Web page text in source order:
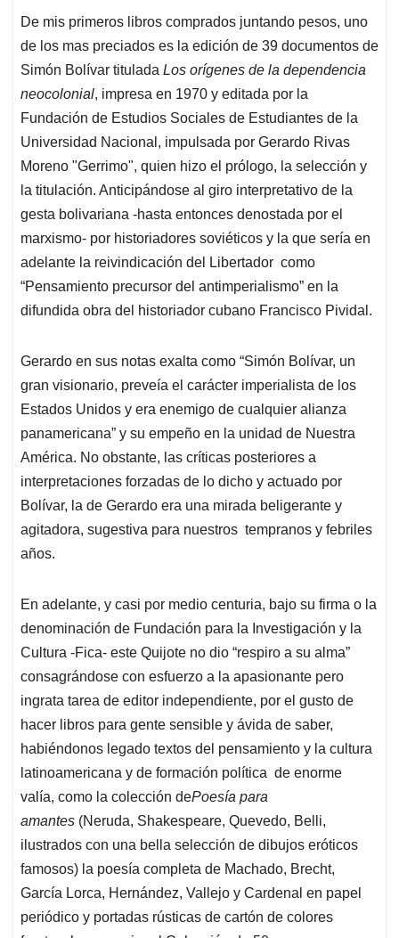
De mis primeros libros comprados juntando pesos, uno
de los mas preciados es la edición de 39 documentos de
Simón Bolívar titulada Los orígenes de la dependencia
neocolonial, impresa en 1970 y editada por la
Fundación de Estudios Sociales de Estudiantes de la
Universidad Nacional, impulsada por Gerardo Rivas
Moreno "Gerrimo", quien hizo el prólogo, la selección y
la titulación. Anticipándose al giro interpretativo de la
gesta bolivariana -hasta entonces denostada por el
marxismo- por historiadores soviéticos y la que sería en
adelante la reivindicación del Libertador como
“Pensamiento precursor del antimperialismo” en la
difundida obra del historiador cubano Francisco Pividal.
Gerardo en sus notas exalta como “Simón Bolívar, un
gran visionario, preveía el carácter imperialista de los
Estados Unidos y era enemigo de cualquier alianza
panamericana” y su empeño en la unidad de Nuestra
América. No obstante, las críticas posteriores a
interpretaciones forzadas de lo dicho y actuado por
Bolívar, la de Gerardo era una mirada beligerante y
agitadora, sugestiva para nuestros tempranos y febriles
años.
En adelante, y casi por medio centuria, bajo su firma o la
denominación de Fundación para la Investigación y la
Cultura -Fica- este Quijote no dio “respiro a su alma”
consagrándose con esfuerzo a la apasionante pero
ingrata tarea de editor independiente, por el gusto de
hacer libros para gente sensible y ávida de saber,
habiéndonos legado textos del pensamiento y la cultura
latinoamericana y de formación política de enorme
valía, como la colección dePoesía para
amantes (Neruda, Shakespeare, Quevedo, Belli,
ilustrados con una bella selección de dibujos eróticos
famosos) la poesía completa de Machado, Brecht,
García Lorca, Hernández, Vallejo y Cardenal en papel
periódico y portadas rústicas de cartón de colores